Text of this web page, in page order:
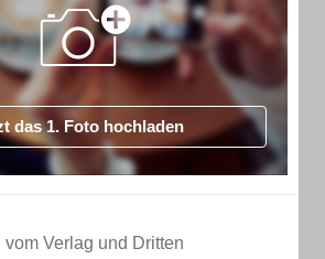
das 1. Foto hochladen
Verlag und Dritten